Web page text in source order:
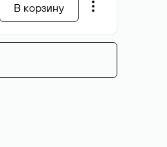
В корзину